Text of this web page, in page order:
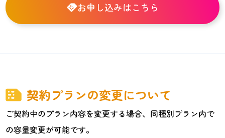
お申し込みはこちら
契約プランの変更について
ご契約中のプラン内容を変更する場合、同種別プラン内で
の容量変更が可能です。